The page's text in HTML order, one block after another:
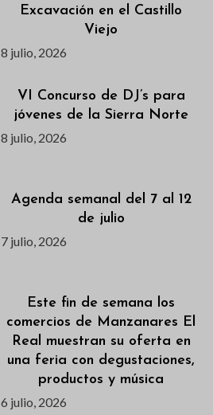
Excavación en el Castillo
Viejo
8 julio, 2026
VI Concurso de DJ’s para
jóvenes de la Sierra Norte
8 julio, 2026
Agenda semanal del 7 al 12
de julio
7 julio, 2026
Este fin de semana los
comercios de Manzanares El
Real muestran su oferta en
una feria con degustaciones,
productos y música
6 julio, 2026